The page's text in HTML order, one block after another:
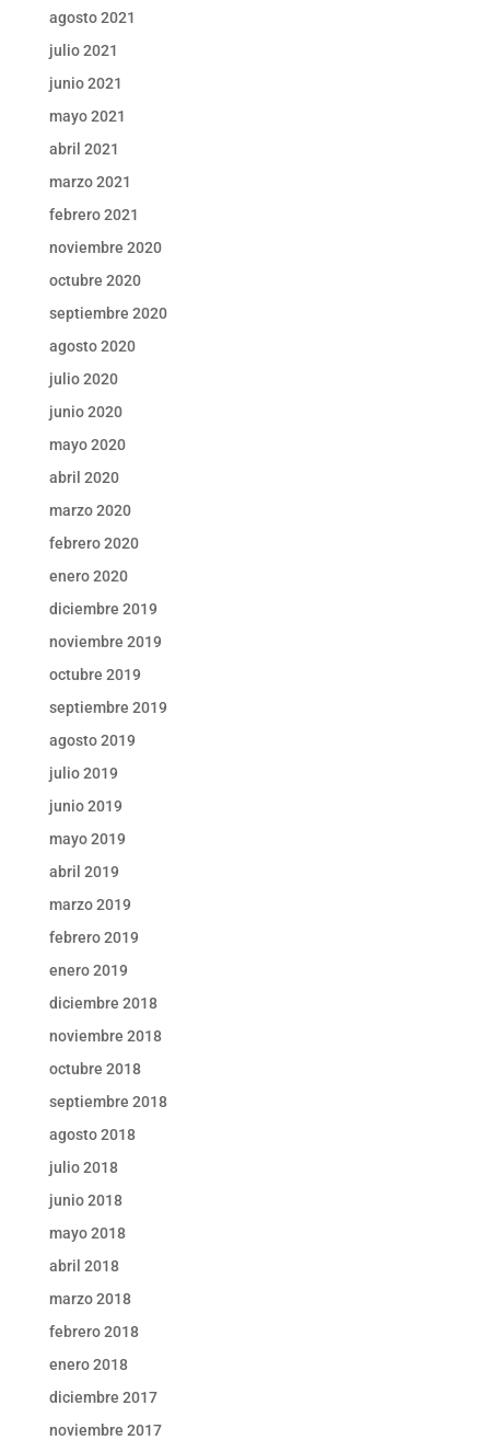
agosto 2021
julio 2021
junio 2021
mayo 2021
abril 2021
marzo 2021
febrero 2021
noviembre 2020
octubre 2020
septiembre 2020
agosto 2020
julio 2020
junio 2020
mayo 2020
abril 2020
marzo 2020
febrero 2020
enero 2020
diciembre 2019
noviembre 2019
octubre 2019
septiembre 2019
agosto 2019
julio 2019
junio 2019
mayo 2019
abril 2019
marzo 2019
febrero 2019
enero 2019
diciembre 2018
noviembre 2018
octubre 2018
septiembre 2018
agosto 2018
julio 2018
junio 2018
mayo 2018
abril 2018
marzo 2018
febrero 2018
enero 2018
diciembre 2017
noviembre 2017